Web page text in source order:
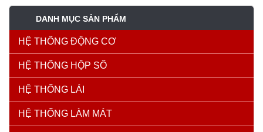
DANH MỤC SẢN PHẨM
HỆ THỐNG ĐỘNG CƠ
HỆ THỐNG HỘP SỐ
HỆ THỐNG LÁI
HỆ THỐNG LÀM MÁT